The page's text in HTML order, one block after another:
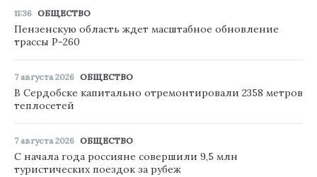
11:36 ОБЩЕСТВО
Пензенскую область ждет масштабное обновление
трассы Р-260
7 августа 2026 ОБЩЕСТВО
В Сердобске капитально отремонтировали 2358 метров
теплосетей
7 августа 2026 ОБЩЕСТВО
С начала года россияне совершили 9,5 млн
туристических поездок за рубеж